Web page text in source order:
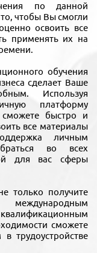
по данной
чтобы Вы смогли
освоить все
применять их на
обучения
сделает Ваше
Используя
платформу
быстро и
все материалы
личным
во всех
для вас сферы
только получите
сможете
в трудоустройстве